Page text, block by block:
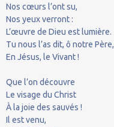
Nos cœurs l’ont su,
Nos yeux verront :
L’œuvre de Dieu est lumière.
Tu nous l’as dit, ô notre Père,
En Jésus, le Vivant !
Que l’on découvre
Le visage du Christ
À la joie des sauvés !
Il est venu,